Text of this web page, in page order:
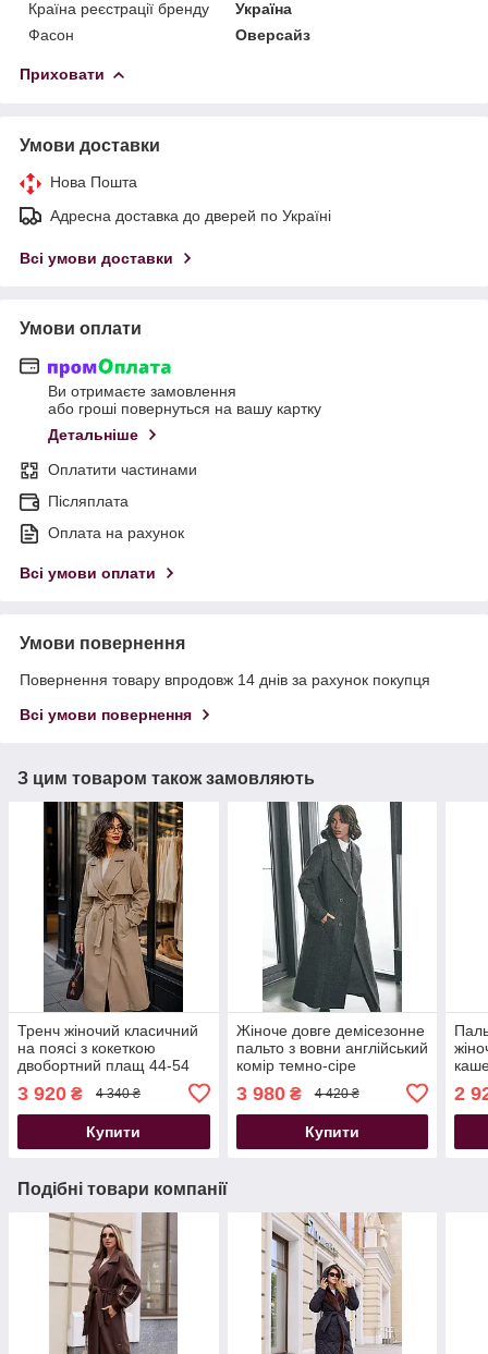
Країна реєстрації бренду
Україна
Фасон
Оверсайз
Приховати
Умови доставки
Нова Пошта
Адресна доставка до дверей по Україні
Всі умови доставки
Умови оплати
Ви отримаєте замовлення
або гроші повернуться на вашу картку
Детальніше
Оплатити частинами
Післяплата
Оплата на рахунок
Всі умови оплати
Умови повернення
Повернення товару впродовж 14 днів за рахунок покупця
Всі умови повернення
З цим товаром також замовляють
Тренч жіночий класичний
на поясі з кокеткою
двобортний плащ 44-54
3 920 ₴ 4 340 ₴
Купити
Жіноче довге демісезонне
пальто з вовни англійський
комір темно-сіре
3 980₴ 4 420 ₴
Купити
2
Подібні товари компанії